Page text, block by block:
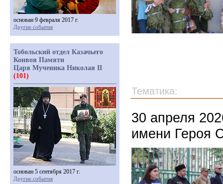
Тематика:
30 апреля
имени Героя
основан 9 февраля 2017 г.
Другие события
Тобольский отдел Казачьего
Конвоя Памяти
Царя Мученика Николая II
(101)
основан 5 сентября 2017 г.
Другие события